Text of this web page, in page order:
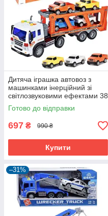
Дитяча іграшка автовоз з
машинками інерційний зі
світлозвуковими ефектами 38
см (60325)
Готово до відправки
697 ₴ 990 ₴
Купити
–31%